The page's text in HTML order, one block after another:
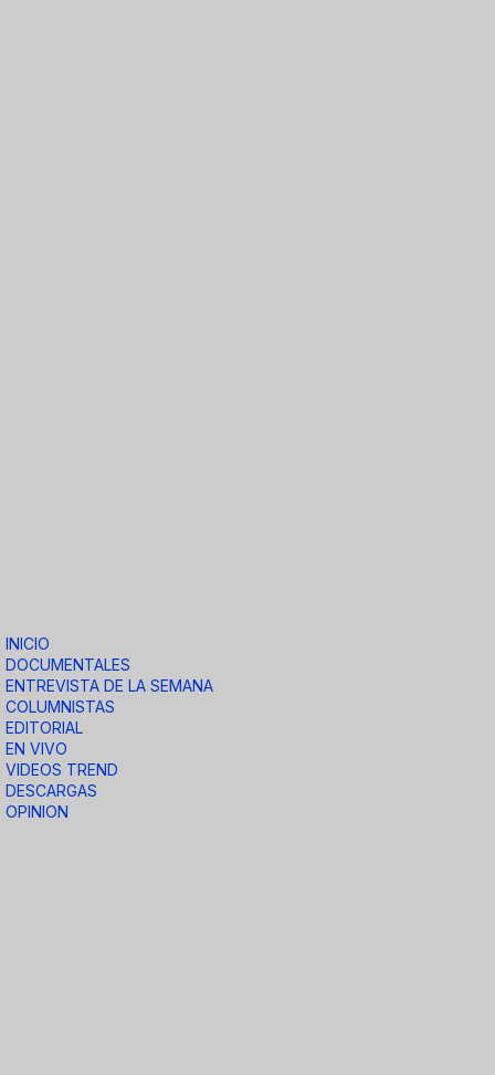
INICIO
DOCUMENTALES
ENTREVISTA DE LA SEMANA
COLUMNISTAS
EDITORIAL
EN VIVO
VIDEOS TREND
DESCARGAS
OPINION